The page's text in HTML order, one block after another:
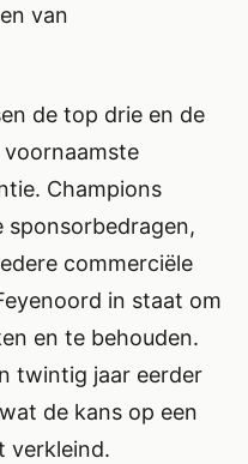
van
de top drie en de
voornaamste
Champions
sponsorbedragen,
commerciële
in staat om
en te behouden.
twintig jaar eerder
de kans op een
verkleind.